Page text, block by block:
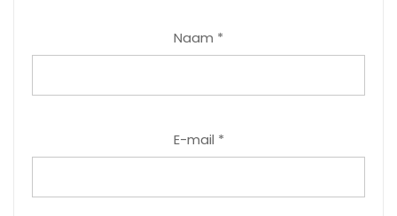
Naam *
E-mail *